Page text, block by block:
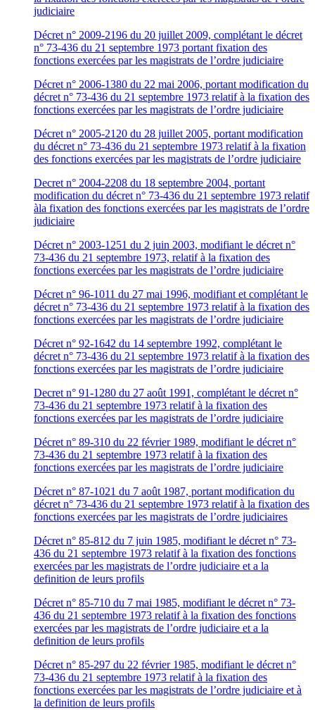
judiciaire
Décret n° 2009-2196 du 20 juillet 2009, complétant le décret
n° 73-436 du 21 septembre 1973 portant fixation des
fonctions exercées par les magistrats de l’ordre judiciaire
Décret n° 2006-1380 du 22 mai 2006, portant modification du
décret n° 73-436 du 21 septembre 1973 relatif à la fixation des
fonctions exercées par les magistrats de l’ordre judiciaire
Décret n° 2005-2120 du 28 juillet 2005, portant modification
du décret n° 73-436 du 21 septembre 1973 relatif à la fixation
des fonctions exercées par les magistrats de l’ordre judiciaire
Decret n° 2004-2208 du 18 septembre 2004, portant
modification du décret n° 73-436 du 21 septembre 1973 relatif
àla fixation des fonctions exercées par les magistrats de l’ordre
judiciaire
Décret n° 2003-1251 du 2 juin 2003, modifiant le décret n°
73-436 du 21 septembre 1973, relatif à la fixation des
fonctions exercées par les magistrats de l’ordre judiciaire
Décret n° 96-1011 du 27 mai 1996, modifiant et complétant le
décret n° 73-436 du 21 septembre 1973 relatif à la fixation des
fonctions exercées par les magistrats de l’ordre judiciaire
Décret n° 92-1642 du 14 septembre 1992, complétant le
décret n° 73-436 du 21 septembre 1973 relatif à la fixation des
fonctions exercées par les magistrats de l’ordre judiciaire
Decret n° 91-1280 du 27 août 1991, complétant le décret n°
73-436 du 21 septembre 1973 relatif à la fixation des
fonctions exercées par les magistrats de l’ordre judiciaire
Décret n° 89-310 du 22 février 1989, modifiant le décret n°
73-436 du 21 septembre 1973 relatif à la fixation des
fonctions exercées par les magistrats de l’ordre judiciaire
Décret n° 87-1021 du 7 août 1987, portant modification du
décret n° 73-436 du 21 septembre 1973 relatif à la fixation des
fonctions exercées par les magistrats de l’ordre judiciaires
Décret n° 85-812 du 7 juin 1985, modifiant le décret n° 73-
436 du 21 septembre 1973 relatif à la fixation des fonctions
exercées par les magistrats de l’ordre judiciaire et a la
definition de leurs profils
Décret n° 85-710 du 7 mai 1985, modifiant le décret n° 73-
436 du 21 septembre 1973 relatif à la fixation des fonctions
exercées par les magistrats de l’ordre judiciaire et a la
definition de leurs profils
Décret n° 85-297 du 22 février 1985, modifiant le décret n°
73-436 du 21 septembre 1973 relatif à la fixation des
fonctions exercées par les magistrats de l’ordre judiciaire et à
la definition de leurs profils